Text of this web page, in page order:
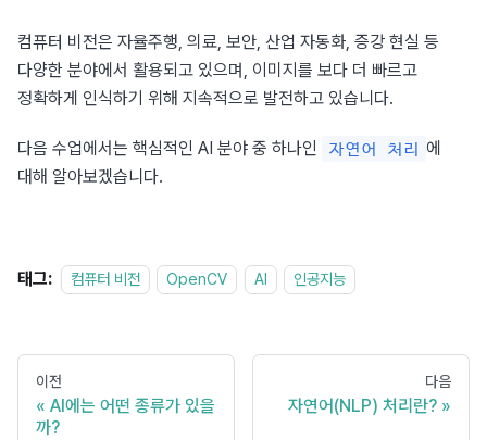
컴퓨터 비전은 자율주행, 의료, 보안, 산업 자동화, 증강 현실 등
다양한 분야에서 활용되고 있으며, 이미지를 보다 더 빠르고
정확하게 인식하기 위해 지속적으로 발전하고 있습니다.
다음 수업에서는 핵심적인 AI 분야 중 하나인 자연어 처리 에
대해 알아보겠습니다.
태그: 컴퓨터 비전 OpenCV AI 인공지능
이전
AI에는 어떤 종류가 있을
까?
다음
자연어(NLP) 처리란?